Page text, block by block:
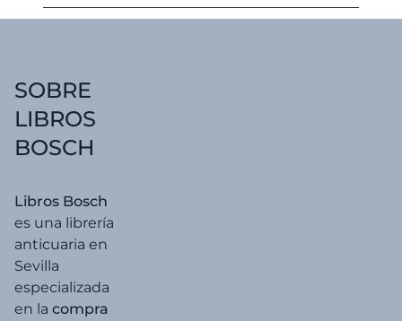
era:
es:
SOBRE
LIBROS
BOSCH
Libros Bosch
es una librería
anticuaria en
Sevilla
especializada
en la compra